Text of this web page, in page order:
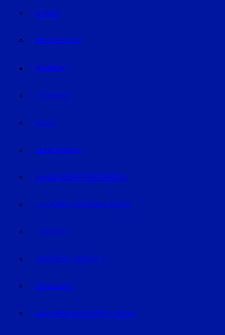
BAYERN
DEUTSCHLAND
REGION
STRAUBING
BOGEN
GEISELHÖRING
MALLERSDORF-PFAFFENBERG
LANDKREIS STRAUBING-BOGEN
LANDSHUT
LANDKREIS LANDSHUT
DINGOLFING
LANDKREIS DINGOLFING-LANDAU